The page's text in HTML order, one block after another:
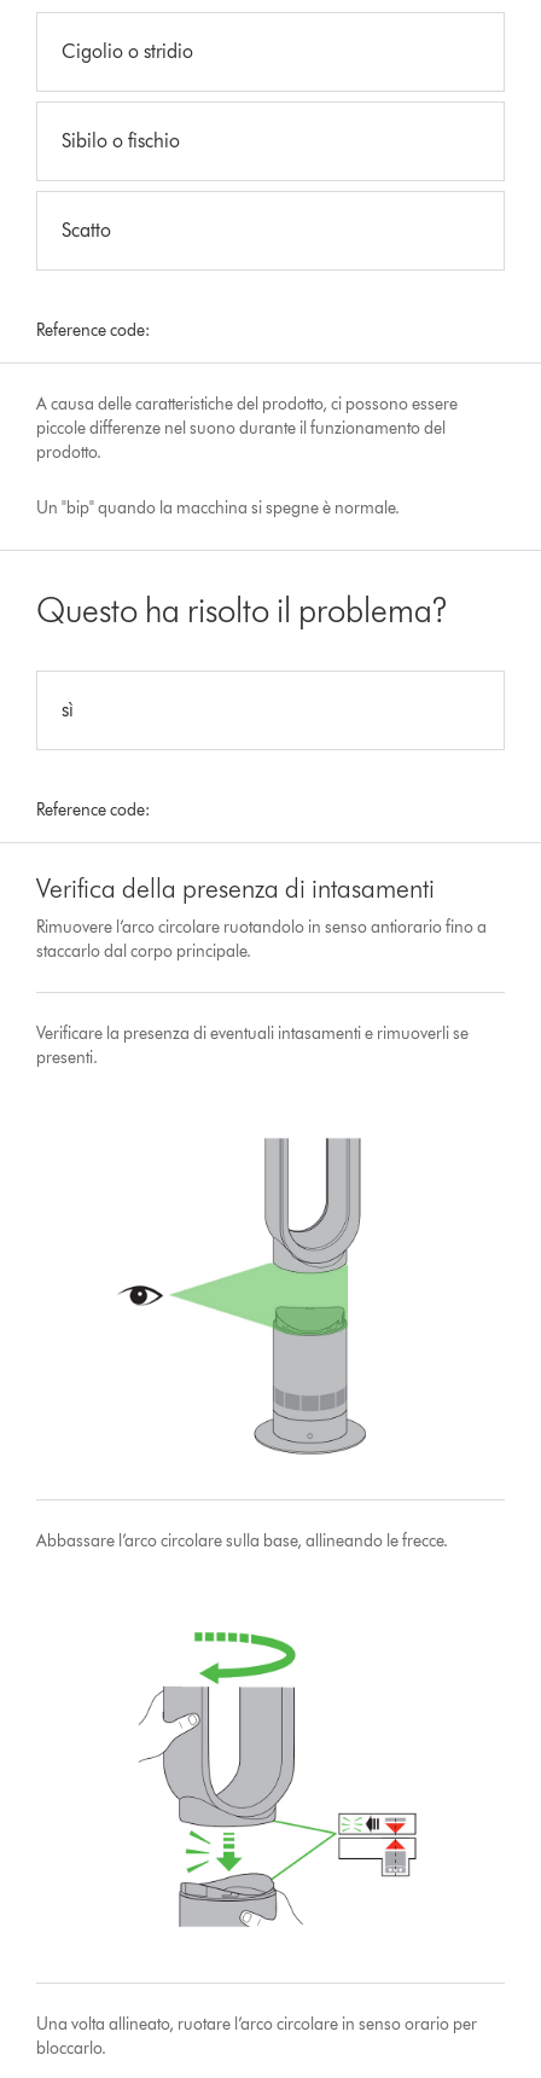
Cigolio o stridio
Sibilo o fischio
Scatto
Reference code:
A causa delle caratteristiche del prodotto, ci possono essere
piccole differenze nel suono durante il funzionamento del
prodotto.
Un "bip" quando la macchina si spegne è normale.
Questo ha risolto il problema?
sì
Reference code:
Verifica della presenza di intasamenti
Rimuovere l’arco circolare ruotandolo in senso antiorario fino a
staccarlo dal corpo principale.
Verificare la presenza di eventuali intasamenti e rimuoverli se
presenti.
Abbassare l’arco circolare sulla base, allineando le frecce.
Una volta allineato, ruotare l’arco circolare in senso orario per
bloccarlo.